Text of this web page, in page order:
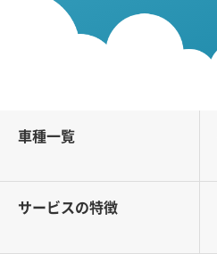
車種一覧
サービスの特徴